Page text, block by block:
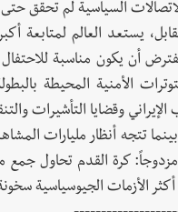
السياسية لم تحقق حتى
أن يكون مناسبة للاحتفال
الأمنية المحيطة
وقضايا التأشيرات
تتجه أنظار مليارات
الأزمات الجيوسياسية